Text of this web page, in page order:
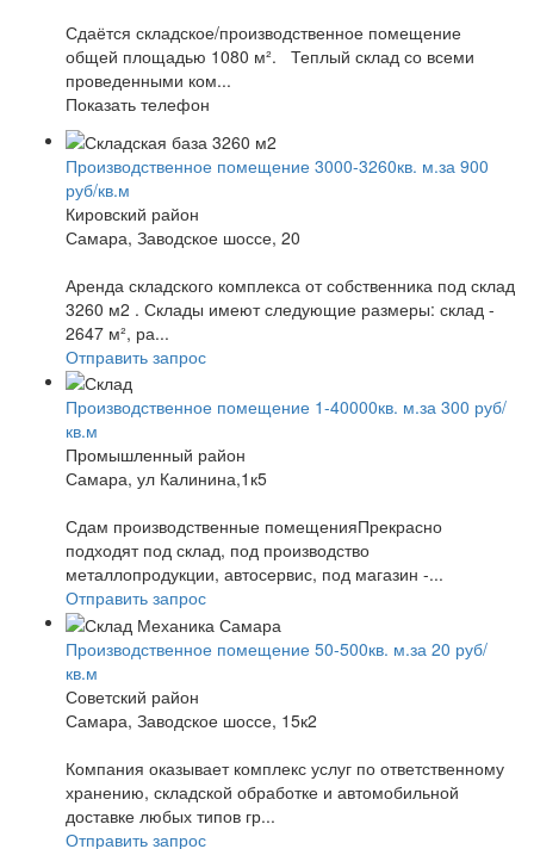
Сдаётся складское/производственное помещение
общей площадью 1080 м². Теплый склад со всеми
проведенными ком...
Показать телефон
Производственное помещение 3000-3260кв. м.за 900
руб/кв.м
Кировский район
Самара, Заводское шоссе, 20
Аренда складского комплекса от собственника под склад
3260 м2 . Склады имеют следующие размеры: склад -
2647 м², ра...
Отправить запрос
Производственное помещение 1-40000кв. м.за 300 руб/
кв.м
Промышленный район
Самара, ул Калинина,1к5
Сдам производственные помещенияПрекрасно
подходят под склад, под производство
металлопродукции, автосервис, под магазин -...
Отправить запрос
Производственное помещение 50-500кв. м.за 20 руб/
кв.м
Советский район
Самара, Заводское шоссе, 15к2
Компания оказывает комплекс услуг по ответственному
хранению, складской обработке и автомобильной
доставке любых типов гр...
Отправить запрос